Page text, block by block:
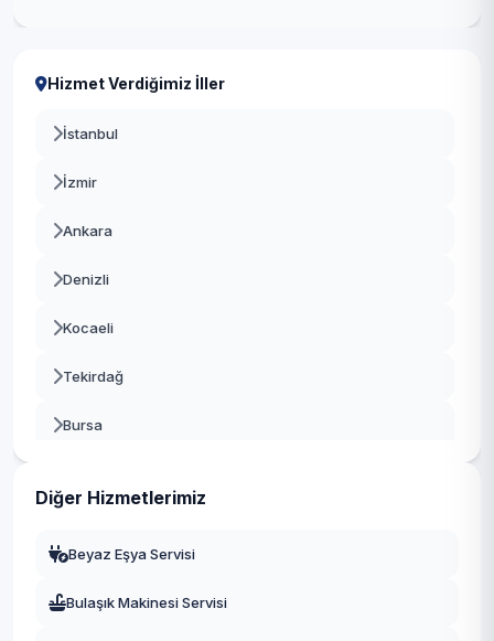
Hizmet Verdiğimiz İller
İstanbul
İzmir
Ankara
Denizli
Kocaeli
Tekirdağ
Bursa
Diğer Hizmetlerimiz
Beyaz Eşya Servisi
Bulaşık Makinesi Servisi